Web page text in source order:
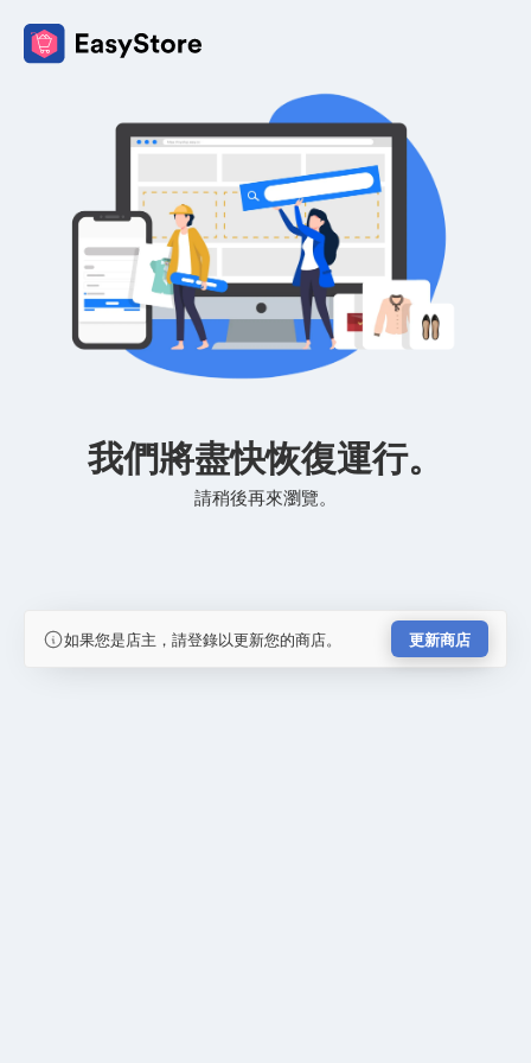
我們將盡快恢復運行。
請稍後再來瀏覽。
如果您是店主，請登錄以更新您的商店。 更新商店